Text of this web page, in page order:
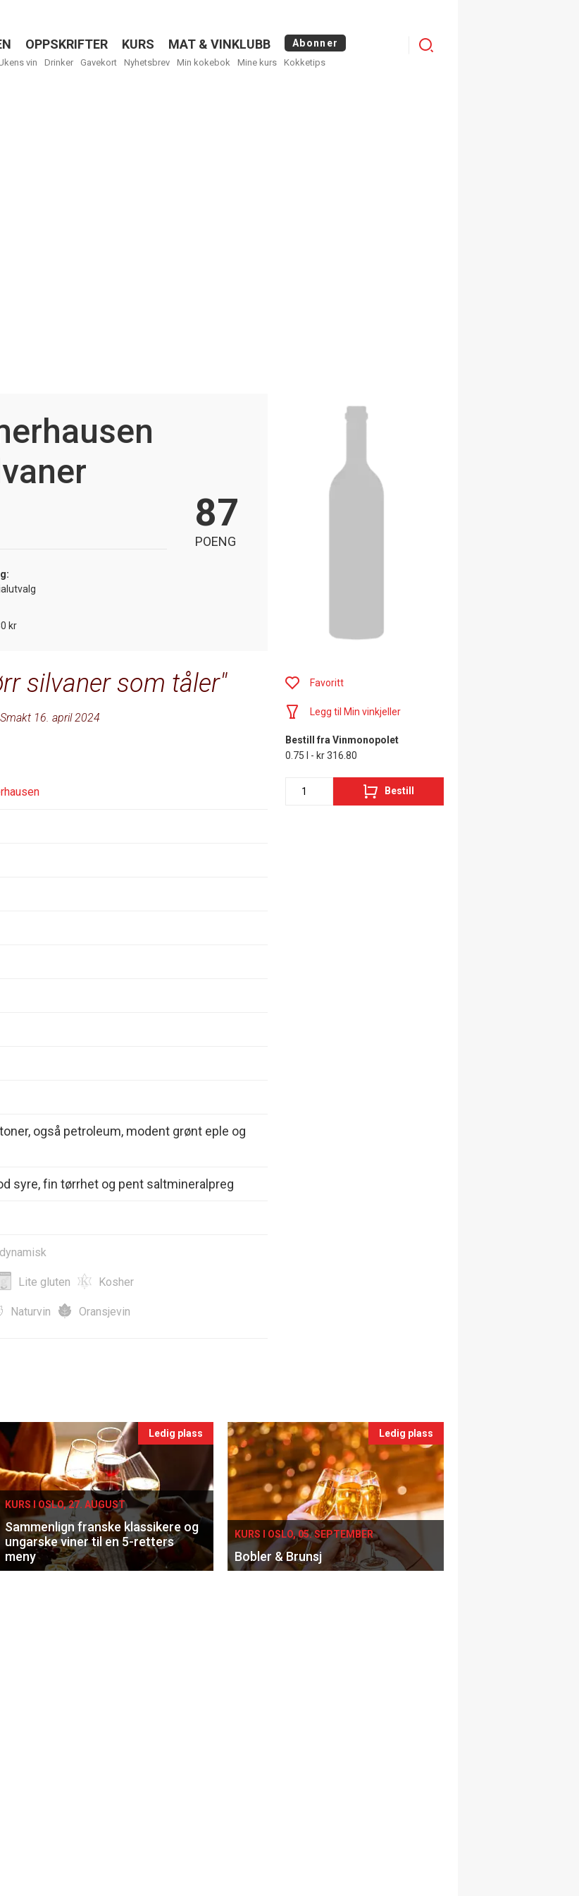
OPPSKRIFTER KURS MAT & VINKLUBB Abonner
vin Drinker Gavekort Nyhetsbrev Min kokebok Mine kurs Kokketips
Menu
kr
87
POENG
silvaner som tåler
16. april 2024
også petroleum, modent grønt eple og
syre, fin tørrhet og pent saltmineralpreg
Lite gluten Kosher
Naturvin Oransjevin
Favoritt
Legg til Min vinkjeller
Bestill fra Vinmonopolet
0.75 l - kr 316.80
Bestill
Ledig plass
KURS I OSLO, 27. AUGUST
Sammenlign franske klassikere og
ungarske viner til en 5-retters
meny
Ledig plass
KURS I OSLO, 05. SEPTEMBER
Bobler & Brunsj